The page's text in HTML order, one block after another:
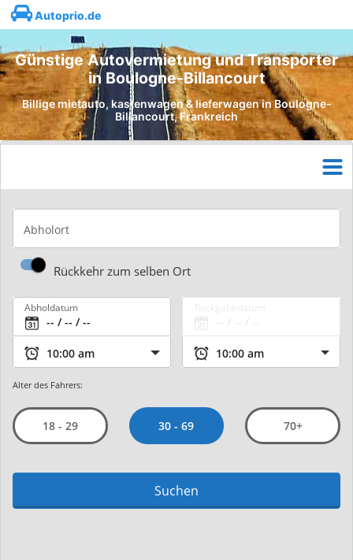
Autoprio.de
Günstige Autovermietung und Transporter
in Boulogne-Billancourt
Billige mietauto, kastenwagen & lieferwagen in Boulogne-
Billancourt, Frankreich
Abholort
Rückkehr zum selben Ort
Abholdatum
Alter des Fahrers:
18 - 29 30 - 69 70+
Suchen